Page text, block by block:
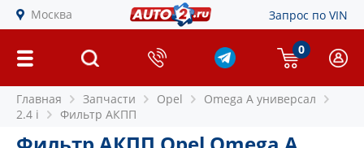
Москва Запрос по VIN
0
Главная Запчасти Opel
Omega A универсал
2.4 i
Фильтр АКПП